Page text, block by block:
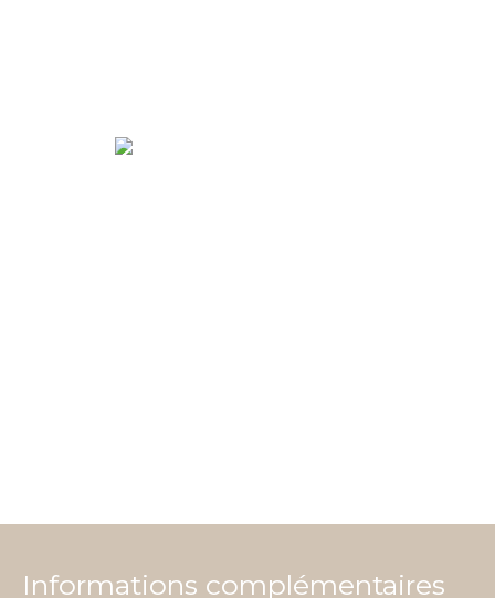
Informations complémentaires